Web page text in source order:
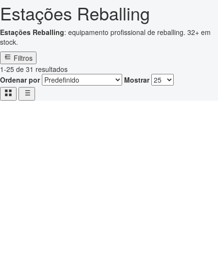
Estações Reballing
Estações Reballing: equipamento profissional de reballing. 32+ em
stock.
Filtros
1-25 de 31 resultados
Ordenar por
Mostrar